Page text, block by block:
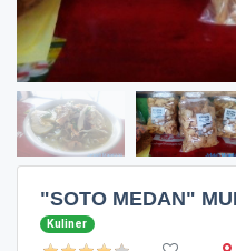
"SOTO MEDAN"
Kuliner